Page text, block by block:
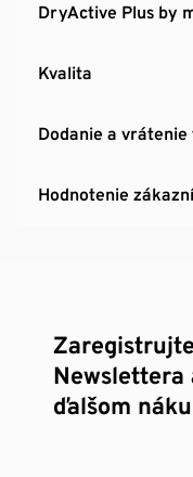
DryActive Plus by
Kvalita
Dodanie a vrátenie
Hodnotenie
Newslettera
ďalšom